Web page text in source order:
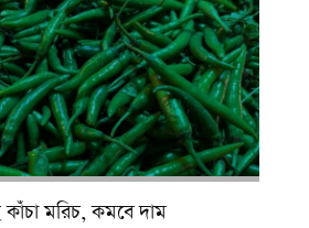
মরিচ, কমবে দাম